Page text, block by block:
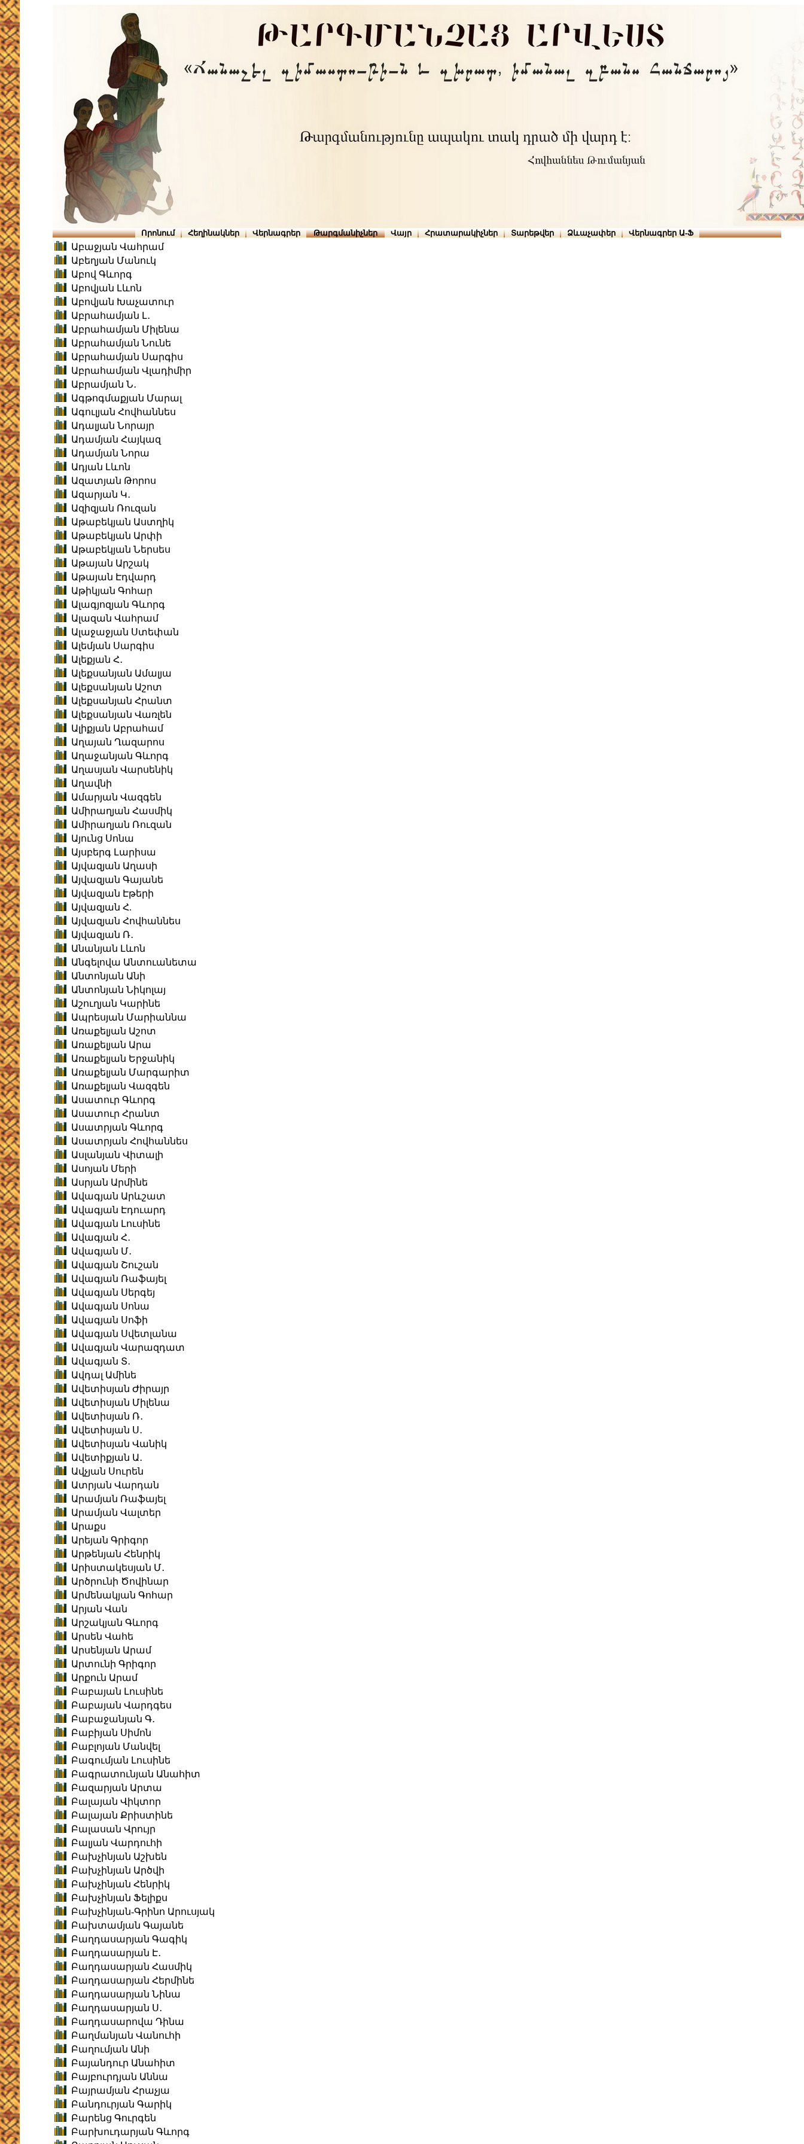
Որոնում Հեղինակներ Վերնագրեր Թարգմանիչներ Վայր Հրատարակիչներ Տարեթվեր Ձևաչափեր Վերնագրեր Ա-Ֆ
Աբաջյան Վահրամ
Աբեղյան Մանուկ
Աբով Գևորգ
Աբովյան Լևոն
Աբովյան Խաչատուր
Աբրահամյան Լ․
Աբրահամյան Միլենա
Աբրահամյան Նունե
Աբրահամյան Սարգիս
Աբրահամյան Վլադիմիր
Աբրամյան Ն․
Ագթոգմաքյան Մարալ
Ագուլյան Հովհաննես
Ադալյան Նորայր
Ադամյան Հայկազ
Ադամյան Նորա
Ադյան Լևոն
Ազատյան Թորոս
Ազարյան Կ․
Ազիզյան Ռուզան
Աթաբեկյան Աստղիկ
Աթաբեկյան Արփի
Աթաբեկյան Ներսես
Աթայան Արշակ
Աթայան Էդվարդ
Աթիկյան Գոհար
Ալագյոզյան Գևորգ
Ալազան Վահրամ
Ալաջաջյան Ստեփան
Ալեմյան Սարգիս
Ալեքյան Հ․
Ալեքսանյան Ամալյա
Ալեքսանյան Աշոտ
Ալեքսանյան Հրանտ
Ալեքսանյան Վառլեն
Ալիքյան Աբրահամ
Աղայան Ղազարոս
Աղաջանյան Գևորգ
Աղասյան Վարսենիկ
Աղավնի
Ամարյան Վազգեն
Ամիրաղյան Հասմիկ
Ամիրաղյան Ռուզան
Այունց Սոնա
Այսբերգ Լարիսա
Այվազյան Աղասի
Այվազյան Գայանե
Այվազյան Էթերի
Այվազյան Հ.
Այվազյան Հովհաննես
Այվազյան Ռ․
Անանյան Լևոն
Անգելովա Անտուանետա
Անտոնյան Անի
Անտոնյան Նիկոլայ
Աշուղյան Կարինե
Ապրեսյան Մարիաննա
Առաքելյան Աշոտ
Առաքելյան Արա
Առաքելյան Երջանիկ
Առաքելյան Մարգարիտ
Առաքելյան Վազգեն
Ասատուր Գևորգ
Ասատուր Հրանտ
Ասատրյան Գևորգ
Ասատրյան Հովհաննես
Ասլանյան Վիտալի
Ասոյան Մերի
Ասրյան Արմինե
Ավագյան Արևշատ
Ավագյան Էդուարդ
Ավագյան Լուսինե
Ավագյան Հ․
Ավագյան Մ․
Ավագյան Շուշան
Ավագյան Ռաֆայել
Ավագյան Սերգեյ
Ավագյան Սոնա
Ավագյան Սոֆի
Ավագյան Սվետլանա
Ավագյան Վարազդատ
Ավագյան Տ․
Ավդալ Ամինե
Ավետիսյան Ժիրայր
Ավետիսյան Միլենա
Ավետիսյան Ռ․
Ավետիսյան Ս․
Ավետիսյան Վանիկ
Ավետիքյան Ա․
Ավչյան Սուրեն
Ատրյան Վարդան
Արամյան Ռաֆայել
Արամյան Վալտեր
Արաքս
Արեյան Գրիգոր
Արթենյան Հենրիկ
Արիստակեսյան Մ․
Արծրունի Ծովինար
Արմենակյան Գոհար
Արյան Վան
Արշակյան Գևորգ
Արսեն Վահե
Արսենյան Արամ
Արտունի Գրիգոր
Արքուն Արամ
Բաբայան Լուսինե
Բաբայան Վարդգես
Բաբաջանյան Գ․
Բաբիյան Սիմոն
Բաբլոյան Մանվել
Բագումյան Լուսինե
Բագրատունյան Անահիտ
Բազարյան Արտա
Բալայան Վիկտոր
Բալայան Քրիստինե
Բալասան Վրույր
Բալյան Վարդուհի
Բախչինյան Աշխեն
Բախչինյան Արծվի
Բախչինյան Հենրիկ
Բախչինյան Ֆելիքս
Բախչինյան-Գրինո Արուսյակ
Բախտամյան Գայանե
Բաղդասարյան Գագիկ
Բաղդասարյան Է․
Բաղդասարյան Հասմիկ
Բաղդասարյան Հերմինե
Բաղդասարյան Նինա
Բաղդասարյան Ս․
Բաղդասարովա Դինա
Բաղմանյան Վանուհի
Բաղումյան Անի
Բայանդուր Անահիտ
Բայբուրդյան Աննա
Բայրամյան Հրաչյա
Բանդուրյան Գարիկ
Բարենց Գուրգեն
Բարխուդարյան Գևորգ